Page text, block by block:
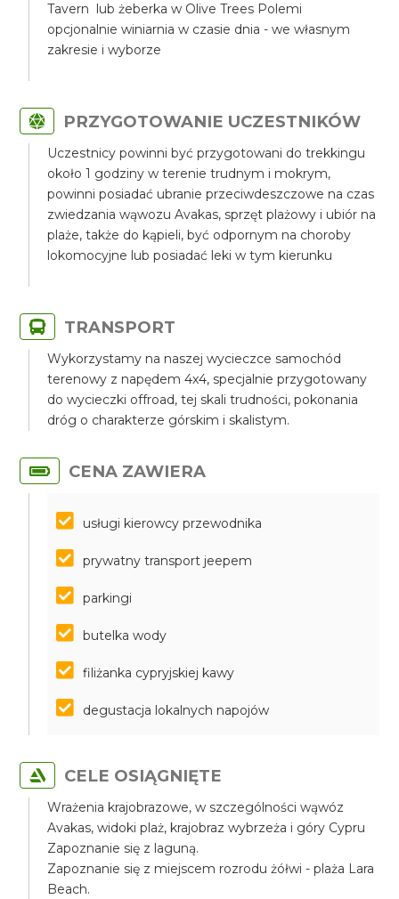
Tavern lub żeberka w Olive Trees Polemi
opcjonalnie winiarnia w czasie dnia - we własnym
zakresie i wyborze
PRZYGOTOWANIE UCZESTNIKÓW
Uczestnicy powinni być przygotowani do trekkingu
około 1 godziny w terenie trudnym i mokrym,
powinni posiadać ubranie przeciwdeszczowe na czas
zwiedzania wąwozu Avakas, sprzęt plażowy i ubiór na
plaże, także do kąpieli, być odpornym na choroby
lokomocyjne lub posiadać leki w tym kierunku
TRANSPORT
Wykorzystamy na naszej wycieczce samochód
terenowy z napędem 4x4, specjalnie przygotowany
do wycieczki offroad, tej skali trudności, pokonania
dróg o charakterze górskim i skalistym.
CENA ZAWIERA
usługi kierowcy przewodnika
prywatny transport jeepem
parkingi
butelka wody
filiżanka cypryjskiej kawy
degustacja lokalnych napojów
CELE OSIĄGNIĘTE
Wrażenia krajobrazowe, w szczególności wąwóz
Avakas, widoki plaż, krajobraz wybrzeża i góry Cypru
Zapoznanie się z laguną.
Zapoznanie się z miejscem rozrodu żółwi - plaża Lara
Beach.